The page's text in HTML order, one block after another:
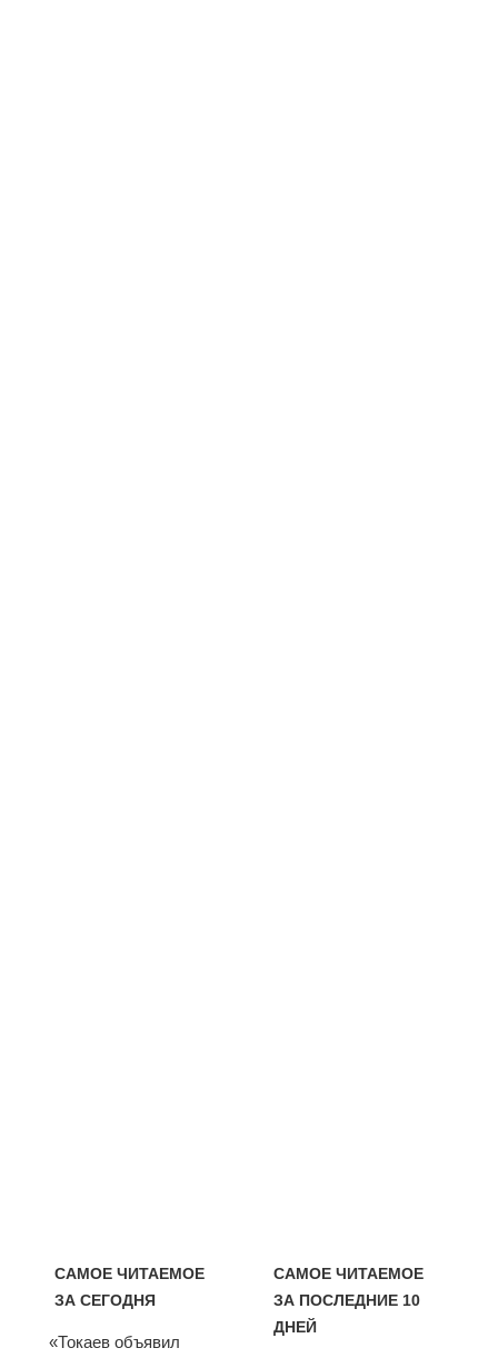
САМОЕ ЧИТАЕМОЕ
ЗА СЕГОДНЯ
«Токаев объявил
САМОЕ ЧИТАЕМОЕ
ЗА ПОСЛЕДНИЕ 10
ДНЕЙ